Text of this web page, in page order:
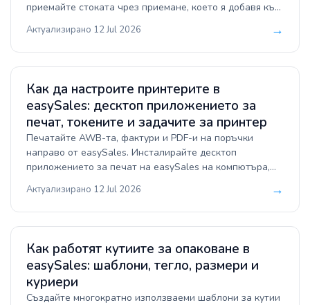
приемайте стоката чрез приемане, което я добавя към
Актуализирано 12 Jul 2026 →
Как да настроите принтерите в
easySales: десктоп приложението за
печат, токените и задачите за принтер
Печатайте AWB-та, фактури и PDF-и на поръчки
направо от easySales. Инсталирайте десктоп
приложението за печат на easySales на компютъра,
easySales изпраща задачи за печат, които
приложението изтегля и печата автоматично.
Актуализирано 12 Jul 2026 →
Как работят кутиите за опаковане в
easySales: шаблони, тегло, размери и
куриери
Създайте многократно използваеми шаблони за кутии